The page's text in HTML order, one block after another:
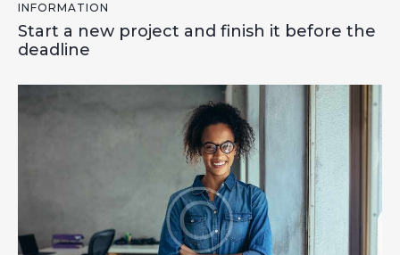
INFORMATION
Start a new project and finish it before the
deadline